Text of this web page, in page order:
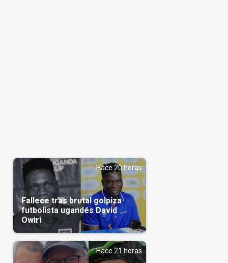
Hace 20 horas
Fallece tras brutal golpiza
futbolista ugandés David
Owiri
Hace 21 horas